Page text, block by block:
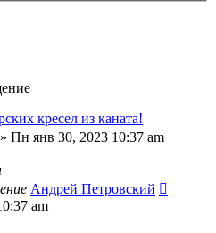
кресел из каната!
» Пн янв 30, 2023 10:37 am
Андрей Петровский
am